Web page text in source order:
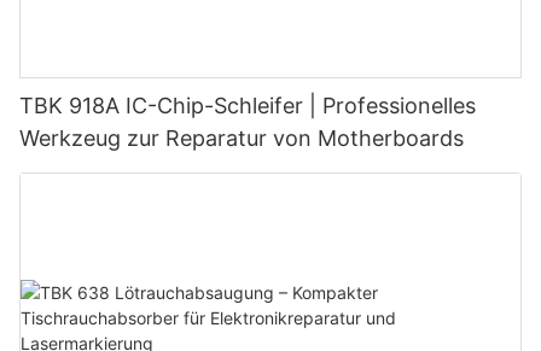
TBK 918A IC-Chip-Schleifer | Professionelles
Werkzeug zur Reparatur von Motherboards